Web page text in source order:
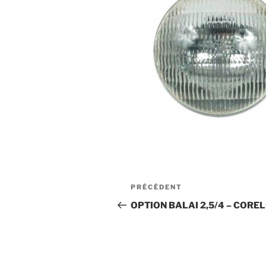
Navigation
de
Article
précédent
PRÉCÉDENT
OPTION BALAI 2,5/4 –